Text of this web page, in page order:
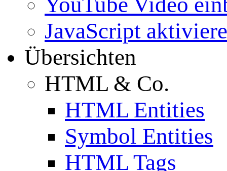
JavaScript
Übersichten
HTML & Co.
HTML Entities
Symbol Entities
HTML Tags